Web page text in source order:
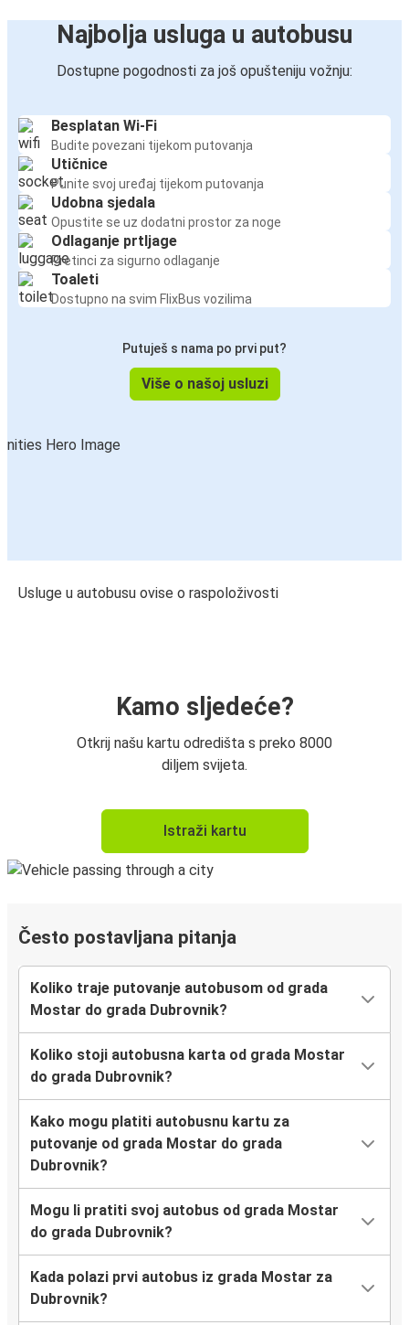
Najbolja usluga u autobusu
Dostupne pogodnosti za još opušteniju vožnju:
Besplatan Wi-Fi
Budite povezani tijekom putovanja
Utičnice
Punite svoj uređaj tijekom putovanja
Udobna sjedala
Opustite se uz dodatni prostor za noge
Odlaganje prtljage
Pretinci za sigurno odlaganje
Toaleti
Dostupno na svim FlixBus vozilima
Putuješ s nama po prvi put?
Više o našoj usluzi
Usluge u autobusu ovise o raspoloživosti
Kamo sljedeće?
Otkrij našu kartu odredišta s preko 8000
diljem svijeta.
Istraži kartu
Često postavljana pitanja
Koliko traje putovanje autobusom od grada
Mostar do grada Dubrovnik?
Koliko stoji autobusna karta od grada Mostar
do grada Dubrovnik?
Kako mogu platiti autobusnu kartu za
putovanje od grada Mostar do grada
Dubrovnik?
Mogu li pratiti svoj autobus od grada Mostar
do grada Dubrovnik?
Kada polazi prvi autobus iz grada Mostar za
Dubrovnik?